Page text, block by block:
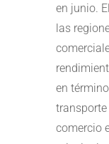
en junio.
las
en
comercio